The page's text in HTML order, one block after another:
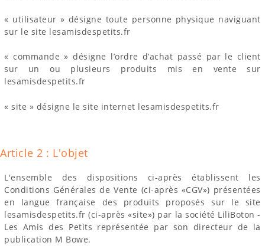
« utilisateur » désigne toute personne physique naviguant
sur le site lesamisdespetits.fr
« commande » désigne l’ordre d’achat passé par le client
sur un ou plusieurs produits mis en vente sur
lesamisdespetits.fr
« site » désigne le site internet lesamisdespetits.fr
Article 2 : L'objet
L'ensemble des dispositions ci-après établissent les
Conditions Générales de Vente (ci-après «CGV») présentées
en langue française des produits proposés sur le site
lesamisdespetits.fr (ci-après «site») par la société LiliBoton -
Les Amis des Petits représentée par son directeur de la
publication M Bowe.